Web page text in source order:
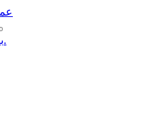
برای محصولات بیشتر کلیک کنید.